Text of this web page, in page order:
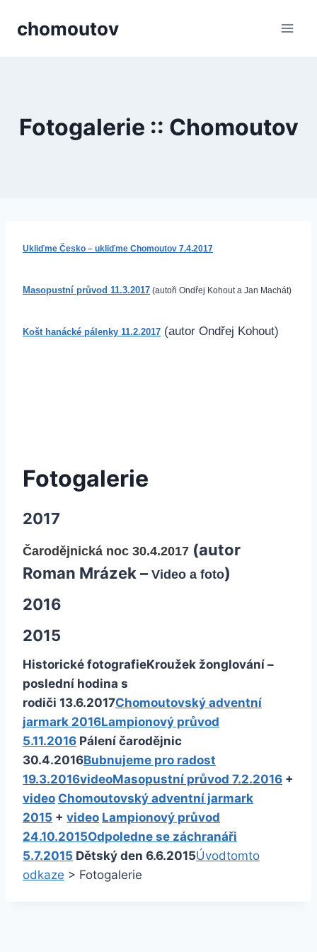
chomoutov
Fotogalerie :: Chomoutov
Ukliďme Česko – ukliďme Chomoutov 7.4.2017
Masopustní průvod 11.3.2017 (autoři Ondřej Kohout a Jan Machát)
Košt hanácké pálenky 11.2.2017 (autor Ondřej Kohout)
Fotogalerie
2017
Čarodějnická noc 30.4.2017 (autor
Roman Mrázek – Video a foto)
2016
2015
Historické fotografieKroužek žonglování –
poslední hodina s
rodiči 13.6.2017Chomoutovský adventní
jarmark 2016Lampionový průvod
5.11.2016 Pálení čarodějnic
30.4.2016Bubnujeme pro radost
19.3.2016videoMasopustní průvod 7.2.2016 +
video Chomoutovský adventní jarmark
2015 + video Lampionový průvod
24.10.2015Odpoledne se záchranáři
5.7.2015 Dětský den 6.6.2015Úvodtomto
odkaze > Fotogalerie